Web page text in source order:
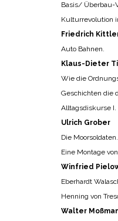
Basis/ Überbau-
Kulturrevolution
Friedrich
Auto Bahnen.
Klaus-Dieter
Wie die
Geschichten die
Alltagsdiskurse I.
Ulrich Grober
Die
Eine Montage
Winfried
Eberhardt
Henning von
Walter